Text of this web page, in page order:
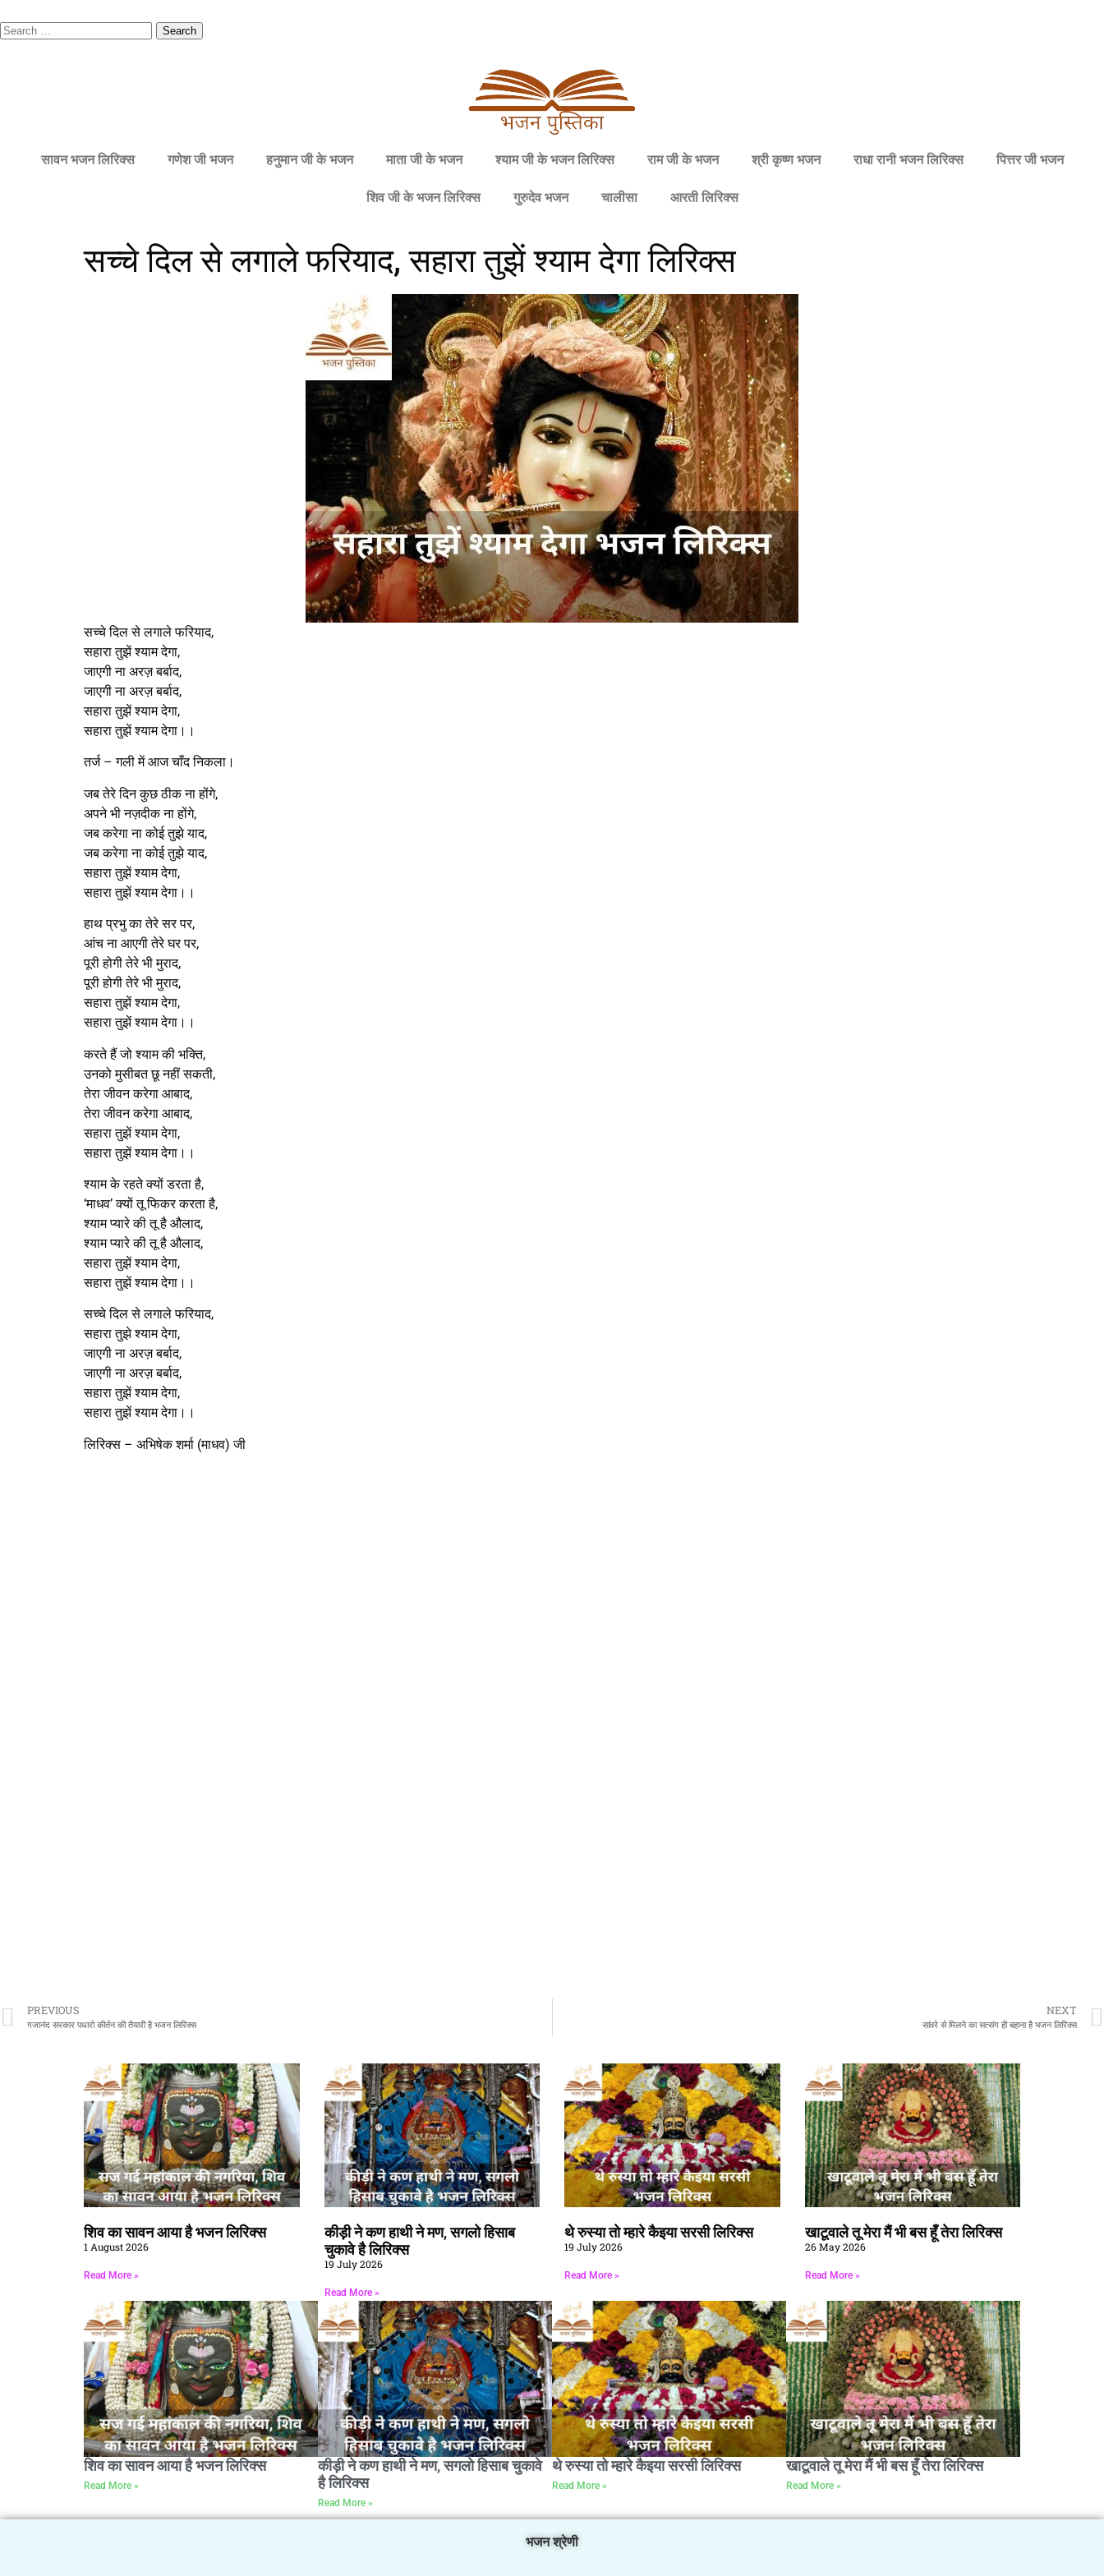
सावन भजन लिरिक्स गणेश जी भजन हनुमान जी के भजन माता जी के भजन श्याम जी के भजन लिरिक्स राम जी के भजन श्री कृष्ण भजन राधा रानी भजन लिरिक्स पित्तर जी भजन
शिव जी के भजन लिरिक्स गुरुदेव भजन चालीसा आरती लिरिक्स
सच्चे दिल से लगाले फरियाद, सहारा तुझें श्याम देगा लिरिक्स
सच्चे दिल से लगाले फरियाद,
सहारा तुझें श्याम देगा,
जाएगी ना अरज़ बर्बाद,
जाएगी ना अरज़ बर्बाद,
सहारा तुझें श्याम देगा,
सहारा तुझें श्याम देगा।।
तर्ज – गली में आज चाँद निकला।
जब तेरे दिन कुछ ठीक ना होंगे,
अपने भी नज़दीक ना होंगे,
जब करेगा ना कोई तुझे याद,
जब करेगा ना कोई तुझे याद,
सहारा तुझें श्याम देगा,
सहारा तुझें श्याम देगा।।
हाथ प्रभु का तेरे सर पर,
आंच ना आएगी तेरे घर पर,
पूरी होगी तेरे भी मुराद,
पूरी होगी तेरे भी मुराद,
सहारा तुझें श्याम देगा,
सहारा तुझें श्याम देगा।।
करते हैं जो श्याम की भक्ति,
उनको मुसीबत छू नहीं सकती,
तेरा जीवन करेगा आबाद,
तेरा जीवन करेगा आबाद,
सहारा तुझें श्याम देगा,
सहारा तुझें श्याम देगा।।
श्याम के रहते क्यों डरता है,
‘माधव’ क्यों तू फिकर करता है,
श्याम प्यारे की तू है औलाद,
श्याम प्यारे की तू है औलाद,
सहारा तुझें श्याम देगा,
सहारा तुझें श्याम देगा।।
सच्चे दिल से लगाले फरियाद,
सहारा तुझे श्याम देगा,
जाएगी ना अरज़ बर्बाद,
जाएगी ना अरज़ बर्बाद,
सहारा तुझें श्याम देगा,
सहारा तुझें श्याम देगा।।
लिरिक्स – अभिषेक शर्मा (माधव) जी
PREVIOUS
गजानंद सरकार पधारो कीर्तन की तैयारी है भजन लिरिक्स
NEXT
सांवरे से मिलने का सत्संग ही बहाना है भजन लिरिक्स
शिव का सावन आया है भजन लिरिक्स
1 August 2026
Read More »
कीड़ी ने कण हाथी ने मण, सगलो हिसाब
चुकावे है लिरिक्स
19 July 2026
Read More »
थे रुस्या तो म्हारे कैइया सरसी लिरिक्स
19 July 2026
Read More »
खाटूवाले तू मेरा मैं भी बस हूँ तेरा लिरिक्स
26 May 2026
Read More »
शिव का सावन आया है भजन लिरिक्स
Read More »
कीड़ी ने कण हाथी ने मण, सगलो हिसाब चुकावे
है लिरिक्स
Read More »
थे रुस्या तो म्हारे कैइया सरसी लिरिक्स
Read More »
खाटूवाले तू मेरा मैं भी बस हूँ तेरा लिरिक्स
Read More »
भजन श्रेणी